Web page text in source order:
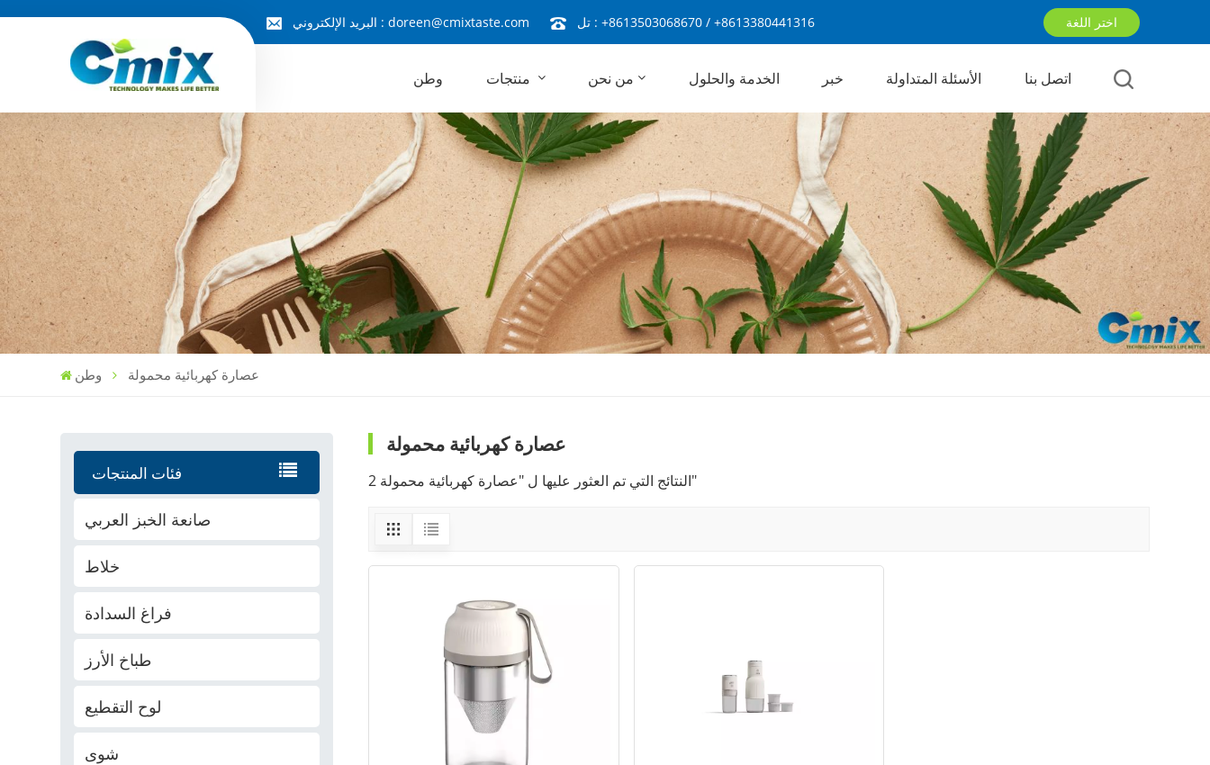
البريد الإلكتروني : doreen@cmixtaste.com تل :+8613503068670 /+8613380441316 اختر اللغة
русский
العربية
وطن من نحن الخدمة والحلول خبر الأسئلة المتداولة اتصل بنا
وطن عصارة كهربائية محمولة
فئات المنتجات
صانعة الخبز العربي
خلاط
فراغ السدادة
طباخ الأرز
لوح التقطيع
شوى
عصارة كهربائية محمولة
2 النتائج التي تم العثور عليها ل "عصارة كهربائية محمولة"